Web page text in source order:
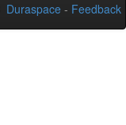
Duraspace - Feedback